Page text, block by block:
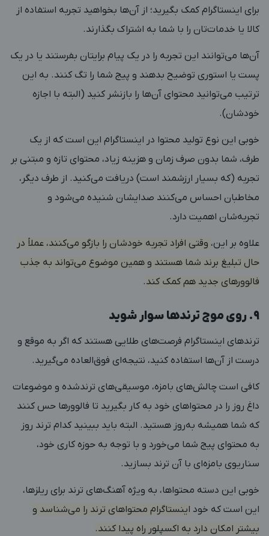
برای اینستاگرام کمک بگیرید؛ از آن‌ها بخواهید تجربه‌ استفاده از
کالا یا خدمات‌تان را با شما به اشتراک بگذارند.
آن‌ها می‌توانند این تجربه را در یک پیام برایتان بفرستند یا در یک
پست یا استوری توضیح بدهند و پیج شما را تگ کنند. به این
ترتیب می‌توانید محتوای آن‌ها را بازنشر کنید (البته با اجازه
خودشان).
خوبی این نوع تولید محتوا در اینستاگرام این است که از یک
طرف، شما بدون صرف زمان و هزینه زیاد، محتوای تازه و مبتنی بر
تجربه (که بسیار ارزشمند است) دریافت می‌کنید. از طرف دیگر،
مخاطبان احساس می‌کنند صدایشان شنیده می‌شود و
تجربه‌شان اهمیت دارد.
علاوه بر این، وقتی افراد تجربه خودشان را بازگو می‌کنند، عملاً در
حال تبلیغ برند شما هستند و همین موضوع می‌تواند به جذب
فالوورهای جدید هم کمک کند.
۹. روی موج ترندها سوار شوید
ترندهای اینستاگرام فرصت‌های طلایی هستند که اگر به موقع و
درست از آن‌ها استفاده کنید، نتیجه‌ای فوق‌العاده می‌گیرید.
کافی است چالش‌های بامزه، موسیقی‌های ترندشده و موضوعات
داغ روز را در محتواهای خود به کار بگیرید تا فالوورها حس کنند
که شما همیشه به‌روز هستید. البته باید ببینید کدام ترند روز
به محتوای پیج شما می‌خورد و با توجه به حوزه‌ کاری خود،
سناریوی بامزه‌ای با آن ترند بسازید.
خوبی این دسته محتواها، به ویژه آهنگ‌های ترند برای ریلزها،
این است که خود اینستاگرام محتواهای ترند را می‌شناسد و
بیشتر امکان دارد به اکسپلور راه پیدا کنند.